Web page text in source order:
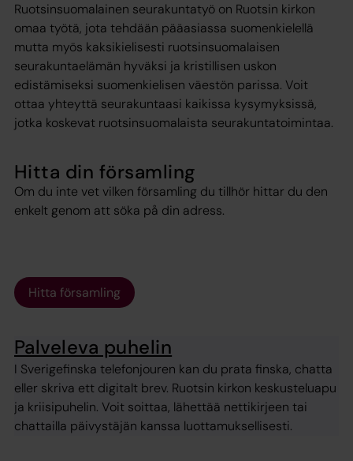
Ruotsinsuomalainen seurakuntatyö on Ruotsin kirkon
omaa työtä, jota tehdään pääasiassa suomenkielellä
mutta myös kaksikielisesti ruotsinsuomalaisen
seurakuntaelämän hyväksi ja kristillisen uskon
edistämiseksi suomenkielisen väestön parissa. Voit
ottaa yhteyttä seurakuntaasi kaikissa kysymyksissä,
jotka koskevat ruotsinsuomalaista seurakuntatoimintaa.
Hitta din församling
Om du inte vet vilken församling du tillhör hittar du den
enkelt genom att söka på din adress.
Hitta församling
Palveleva puhelin
I Sverigefinska telefonjouren kan du prata finska, chatta
eller skriva ett digitalt brev. Ruotsin kirkon keskusteluapu
ja kriisipuhelin. Voit soittaa, lähettää nettikirjeen tai
chattailla päivystäjän kanssa luottamuksellisesti.